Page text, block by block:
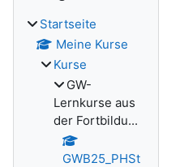
Startseite
Meine Kurse
Kurse
GW-
Lernkurse aus
der Fortbildu...
GWB25_PHSt